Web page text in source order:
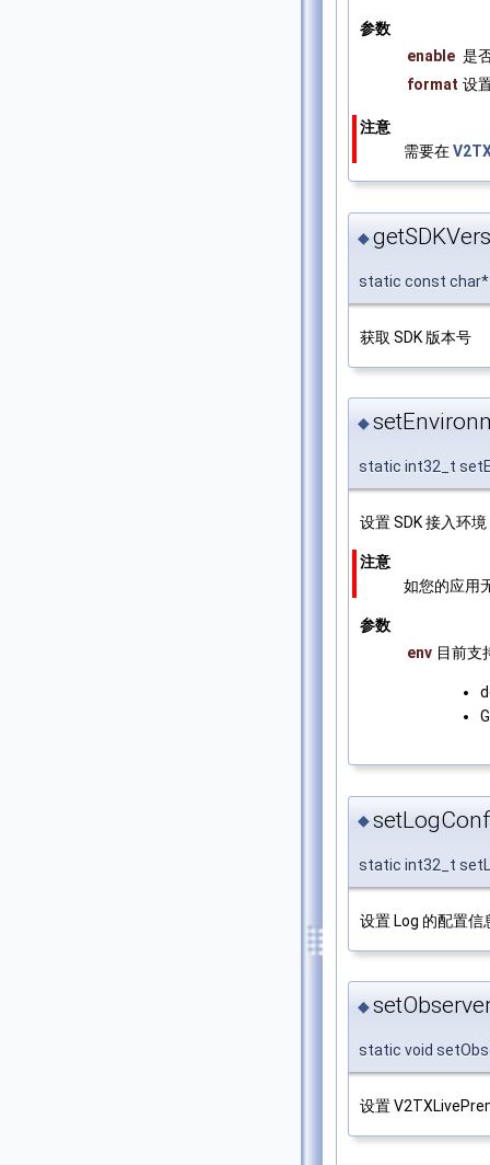
参数
enable 是
format 设
注意
需要在
◆
static const char*
获取 SDK 版本号
◆
static int32_t
设置 SDK 接入环境
注意
如您的应用
参数
env 目前支
◆
static int32_t
设置 Log 的配置信
◆
static void
设置